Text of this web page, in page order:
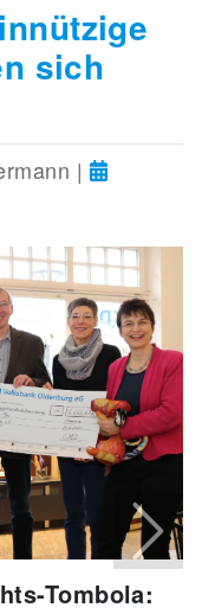
sich
|
Next
Tombola: